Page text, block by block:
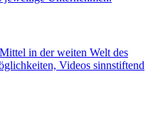
in der weiten Welt des
Videos sinnstiftend